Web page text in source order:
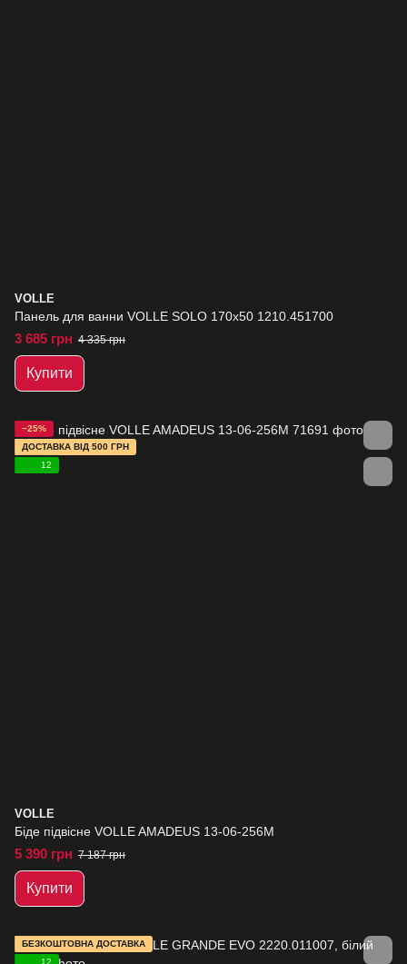
VOLLE
Панель для ванни VOLLE SOLO 170x50 1210.451700
3 685 грн 4 335 грн
Купити
−25%
ДОСТАВКА ВІД 500 ГРН
12
VOLLE
Біде підвісне VOLLE AMADEUS 13-06-256M
5 390 грн 7 187 грн
Купити
БЕЗКОШТОВНА ДОСТАВКА
12